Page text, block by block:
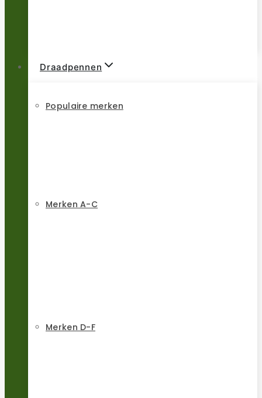
Draadpennen
Populaire merken
Merken A-C
Merken D-F